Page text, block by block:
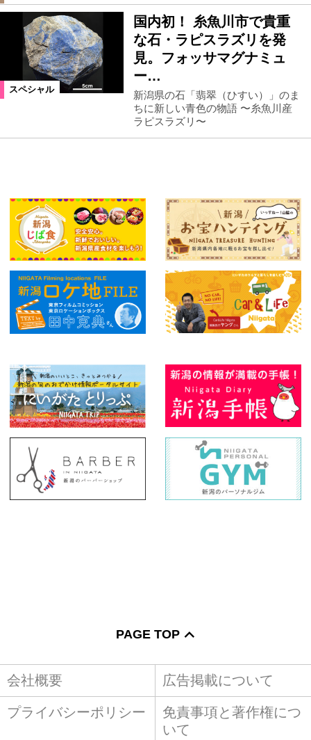
スペシャル
国内初！ 糸魚川市で貴重
な石・ラピスラズリを発
見。フォッサマグナミュ
ー…
新潟県の石「翡翠（ひすい）」のま
ちに新しい青色の物語 〜糸魚川産
ラピスラズリ〜
PAGE TOP
会社概要 広告掲載について
プライバシーポリシー
免責事項と著作権につ
いて